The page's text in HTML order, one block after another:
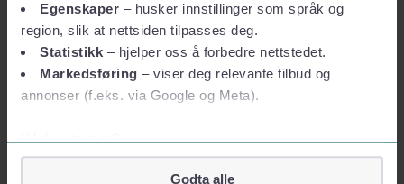
Egenskaper – husker innstillinger som språk og
region, slik at nettsiden tilpasses deg.
Statistikk – hjelper oss å forbedre nettstedet.
Markedsføring – viser deg relevante tilbud og
annonser (f.eks. via Google og Meta).
Vil du vite mer?
Om informasjonskapsler
Godta alle